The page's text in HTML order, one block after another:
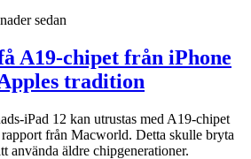
sedan
A19-chipet från iPhone
tradition
iPad 12 kan utrustas med A19-chipet
från Macworld. Detta skulle bryta
använda äldre chipgenerationer.